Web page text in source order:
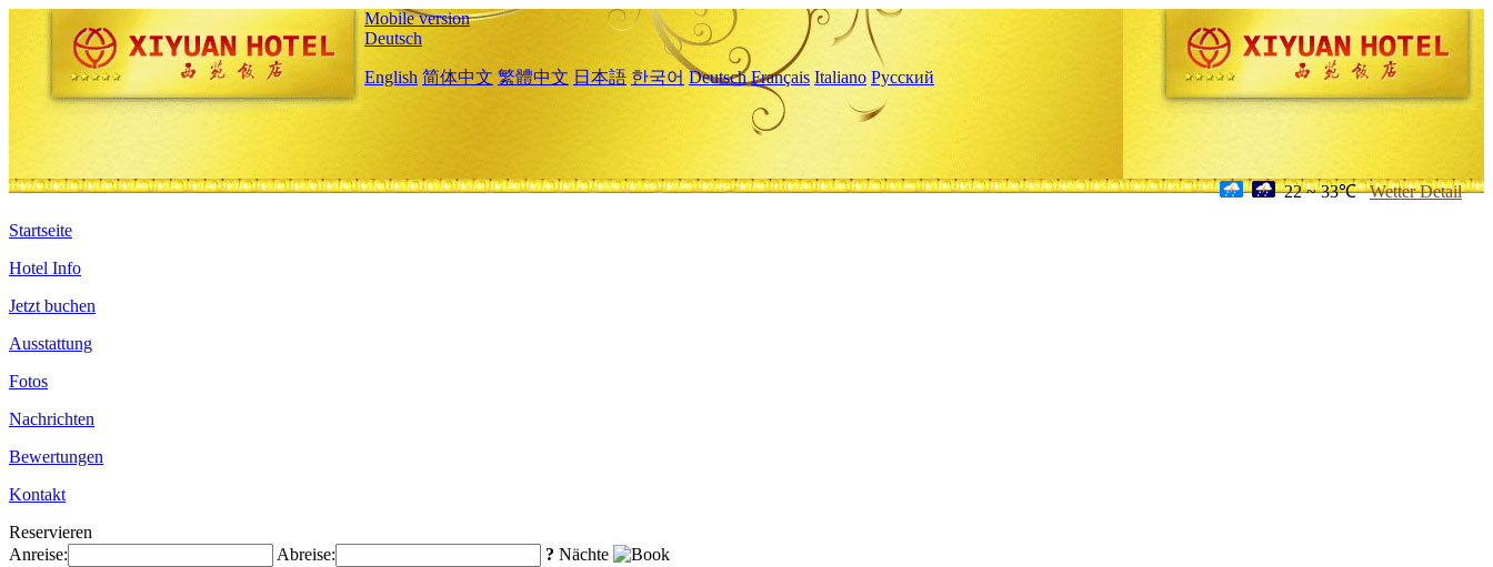
Mobile version
Deutsch
English 简体中文 繁體中文 日本語 한국어 Deutsch Français Italiano Русский
22 ~ 33℃ Wetter Detail
Startseite
Hotel Info
Jetzt buchen
Ausstattung
Fotos
Nachrichten
Bewertungen
Kontakt
Reservieren
Anreise:
Abreise: ? Nächte